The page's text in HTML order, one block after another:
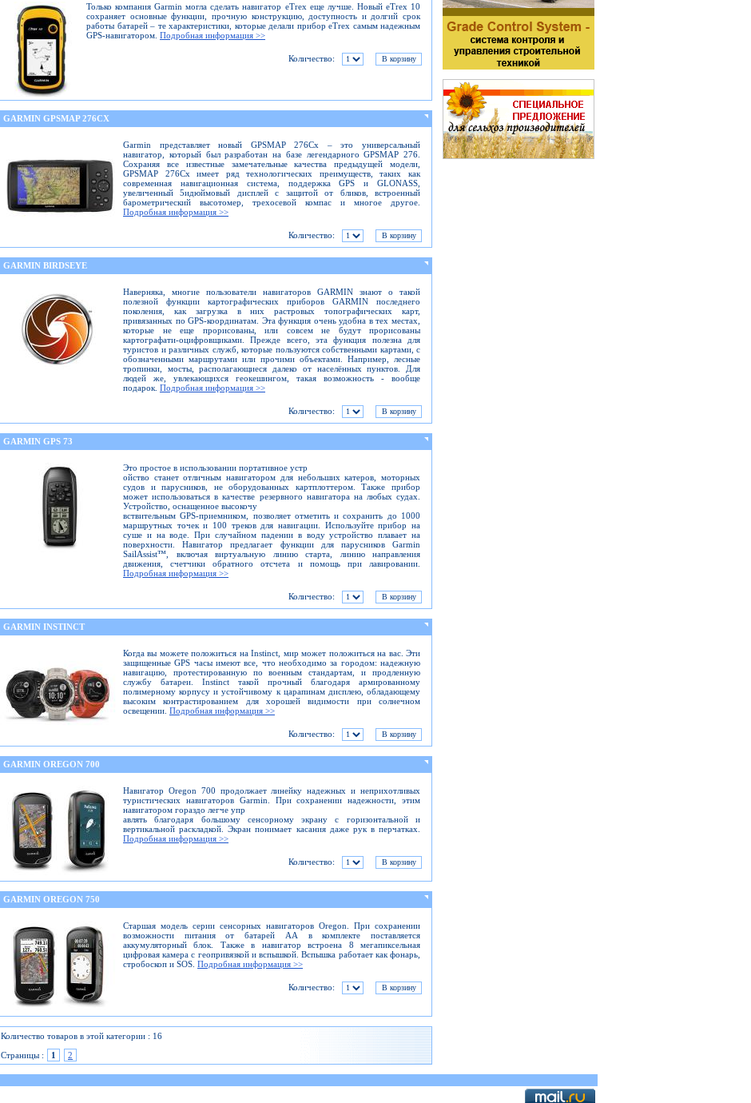
Только компания Garmin могла сделать навигатор eTrex еще лучше. Новый eTrex 10
сохраняет основные функции, прочную конструкцию, доступность и долгий срок
работы батарей – те характеристики, которые делали прибор eTrex самым надежным
GPS-навигатором. Подробная информация >>
Количество:
GARMIN GPSMAP 276CX
Garmin представляет новый GPSMAP 276Cx – это универсальный
навигатор, который был разработан на базе легендарного GPSMAP 276.
Сохраняя все известные замечательные качества предыдущей модели,
GPSMAP 276Cx имеет ряд технологических преимуществ, таких как
современная навигационная система, поддержка GPS и GLONASS,
увеличенный 5идюймовый дисплей с защитой от бликов, встроенный
барометрический высотомер, трехосевой компас и многое другое.
Подробная информация >>
Количество:
GARMIN BIRDSEYE
Наверняка, многие пользователи навигаторов GARMIN знают о такой
полезной функции картографических приборов GARMIN последнего
поколения, как загрузка в них растровых топографических карт,
привязанных по GPS-координатам. Эта функция очень удобна в тех местах,
которые не еще прорисованы, или совсем не будут прорисованы
картографати-оцифровщиками. Прежде всего, эта функция полезна для
туристов и различных служб, которые пользуются собственными картами, с
обозначенными маршрутами или прочими объектами. Например, лесные
тропинки, мосты, располагающиеся далеко от населённых пунктов. Для
людей же, увлекающихся геокешингом, такая возможность - вообще
подарок. Подробная информация >>
Количество:
GARMIN GPS 73
Это простое в использовании портативное устр
ойство станет отличным навигатором для небольших катеров, моторных
судов и парусников, не оборудованных картплоттером. Также прибор
может использоваться в качестве резервного навигатора на любых судах.
Устройство, оснащенное высокочу
вствительным GPS-приемником, позволяет отметить и сохранить до 1000
маршрутных точек и 100 треков для навигации. Используйте прибор на
суше и на воде. При случайном падении в воду устройство плавает на
поверхности. Навигатор предлагает функции для парусников Garmin
SailAssist™, включая виртуальную линию старта, линию направления
движения, счетчики обратного отсчета и помощь при лавировании.
Подробная информация >>
Количество:
GARMIN INSTINCT
Когда вы можете положиться на Instinct, мир может положиться на вас. Эти
защищенные GPS часы имеют все, что необходимо за городом: надежную
навигацию, протестированную по военным стандартам, и продленную
службу батареи. Instinct такой прочный благодаря армированному
полимерному корпусу и устойчивому к царапинам дисплею, обладающему
высоким контрастированием для хорошей видимости при солнечном
освещении. Подробная информация >>
Количество:
GARMIN OREGON 700
Навигатор Оregon 700 продолжает линейку надежных и неприхотливых
туристических навигаторов Garmin. При сохранении надежности, этим
навигатором гораздо легче упр
авлять благодаря большому сенсорному экрану с горизонтальной и
вертикальной раскладкой. Экран понимает касания даже рук в перчатках.
Подробная информация >>
Количество:
GARMIN OREGON 750
Старшая модель серии сенсорных навигаторов Oregon. При сохранении
возможности питания от батарей АА в комплекте поставляется
аккумуляторный блок. Также в навигатор встроена 8 мегапиксельная
цифровая камера с геопривязкой и вспышкой. Вспышка работает как фонарь,
стробоскоп и SOS. Подробная информация >>
Количество:
Количество товаров в этой категории : 16
Страницы :
1 2